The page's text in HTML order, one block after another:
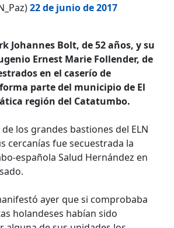
22 de junio de 2017
Johannes Bolt, de 52 años, y su
Ernest Marie Follender, de
en el caserío de
parte del municipio de El
región del Catatumbo.
de los grandes bastiones del ELN
cercanías fue secuestrada la
española Salud Hernández en
ayer que si comprobaba
holandeses habían sido